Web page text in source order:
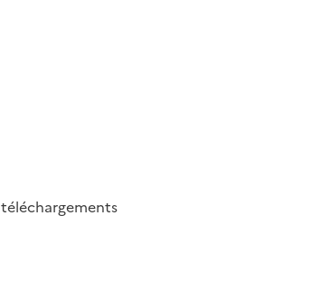
téléchargements